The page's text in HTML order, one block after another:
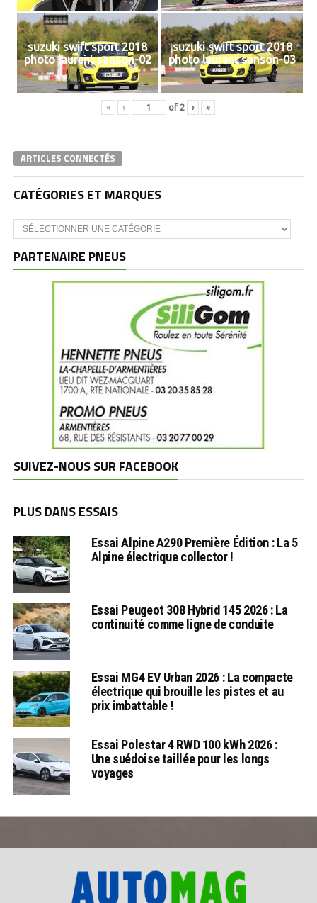
suzuki swift sport 2018
photo laurent sanson-02
suzuki swift sport 2018
photo laurent sanson-03
« ‹ of 2 › »
ARTICLES CONNECTÉS
CATÉGORIES ET MARQUES
Catégories
et
PARTENAIRE PNEUS
SUIVEZ-NOUS SUR FACEBOOK
PLUS DANS ESSAIS
Essai Alpine A290 Première Édition : La 5
Alpine électrique collector !
Essai Peugeot 308 Hybrid 145 2026 : La
continuité comme ligne de conduite
Essai MG4 EV Urban 2026 : La compacte
électrique qui brouille les pistes et au
prix imbattable !
Essai Polestar 4 RWD 100 kWh 2026 :
Une suédoise taillée pour les longs
voyages